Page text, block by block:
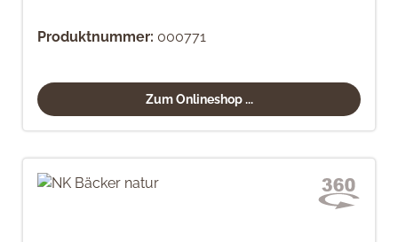
Produktnummer: 000771
Zum Onlineshop ...